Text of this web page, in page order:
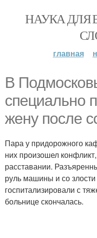
НАУКА ДЛЯ
главная
В
специально
жену после
Пара у придорожного
них произошел
расставании.
руль машины и со
госпитализировали с
больнице скончалась.